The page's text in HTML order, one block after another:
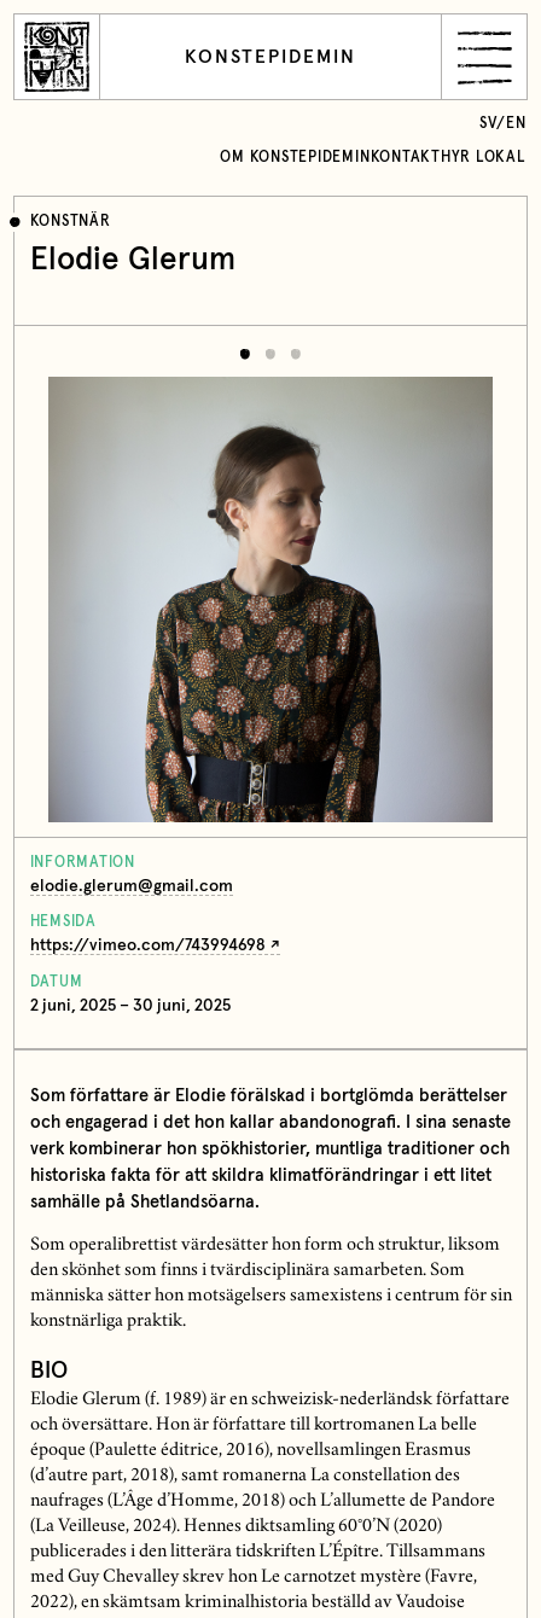
KONSTEPIDEMIN
OM KONSTEPIDEMIN KONTAKT HYR LOKAL
SV/ EN
KONSTNÄR
Elodie Glerum
INFORMATION
elodie.glerum@gmail.com
HEMSIDA
https://vimeo.com/743994698
DATUM
2 juni, 2025 – 30 juni, 2025
Som författare är Elodie förälskad i bortglömda berättelser
och engagerad i det hon kallar abandonografi. I sina senaste
verk kombinerar hon spökhistorier, muntliga traditioner och
historiska fakta för att skildra klimatförändringar i ett litet
samhälle på Shetlandsöarna.
Som operalibrettist värdesätter hon form och struktur, liksom
den skönhet som finns i tvärdisciplinära samarbeten. Som
människa sätter hon motsägelsers samexistens i centrum för sin
konstnärliga praktik.
BIO
Elodie Glerum (f. 1989) är en schweizisk-nederländsk författare
och översättare. Hon är författare till kortromanen La belle
époque (Paulette éditrice, 2016), novellsamlingen Erasmus
(d’autre part, 2018), samt romanerna La constellation des
naufrages (L’Âge d’Homme, 2018) och L’allumette de Pandore
(La Veilleuse, 2024). Hennes diktsamling 60°0’N (2020)
publicerades i den litterära tidskriften L’Épître. Tillsammans
med Guy Chevalley skrev hon Le carnotzet mystère (Favre,
2022), en skämtsam kriminalhistoria beställd av Vaudoise